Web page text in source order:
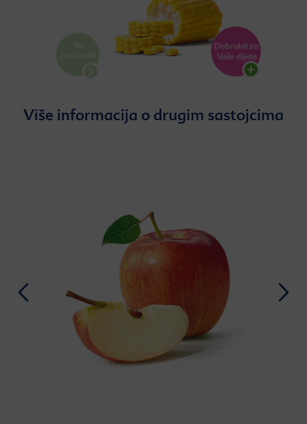
Više informacija o drugim sastojcima